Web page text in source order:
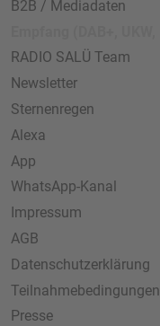
B2B / Mediadaten
RADIO SALÜ Team
Newsletter
Sternenregen
Alexa
App
WhatsApp-Kanal
Impressum
AGB
Datenschutzerklärung
Teilnahmebedingungen
Presse